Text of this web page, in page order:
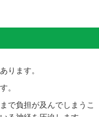
ります。
。
で負担が及んでしまうこ